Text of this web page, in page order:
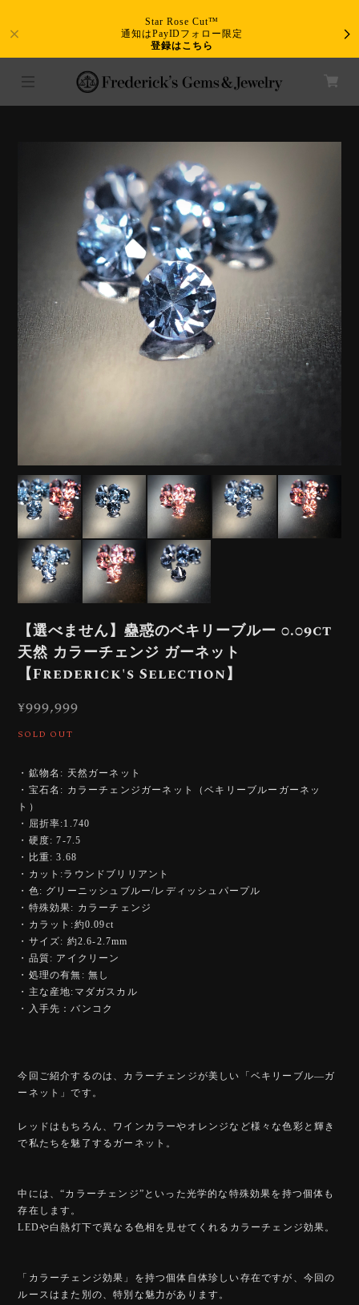
Star Rose Cut™
通知はPayIDフォロー限定
登録はこちら
【選べません】蠱惑のベキリーブルー 0.09ct
天然 カラーチェンジ ガーネット
【Frederick's Selection】
¥999,999
SOLD OUT
・鉱物名: 天然ガーネット
・宝石名: カラーチェンジガーネット（ベキリーブルーガーネッ
ト）
・屈折率:1.740
・硬度: 7-7.5
・比重: 3.68
・カット:ラウンドブリリアント
・色: グリーニッシュブルー/レディッシュパープル
・特殊効果: カラーチェンジ
・カラット:約0.09ct
・サイズ: 約2.6-2.7mm
・品質: アイクリーン
・処理の有無: 無し
・主な産地:マダガスカル
・入手先：バンコク
今回ご紹介するのは、カラーチェンジが美しい「ベキリーブル―ガ
ーネット」です。
レッドはもちろん、ワインカラーやオレンジなど様々な色彩と輝き
で私たちを魅了するガーネット。
中には、“カラーチェンジ”といった光学的な特殊効果を持つ個体も
存在します。
LEDや白熱灯下で異なる色相を見せてくれるカラーチェンジ効果。
「カラーチェンジ効果」を持つ個体自体珍しい存在ですが、今回の
ルースはまた別の、特別な魅力があります。